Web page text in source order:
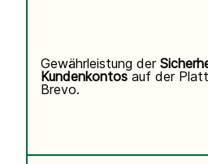
Gewährleistung der
Kundenkontos auf der
Brevo.